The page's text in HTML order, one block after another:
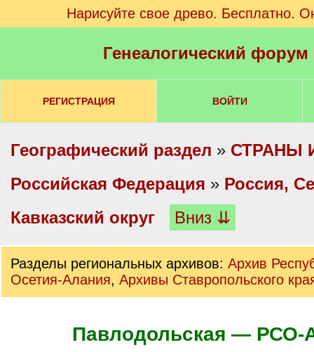
Нарисуйте свое древо. Бесплатно.
Генеалогический
РЕГИСТРАЦИЯ ВОЙТИ
Географический раздел » СТРАНЫ
Российская Федерация » Россия,
Кавказский округ
Вниз ⇊
Разделы региональных архивов: Архив
Осетия-Алания, Архивы Ставропольского
Павлодольская — РСО-